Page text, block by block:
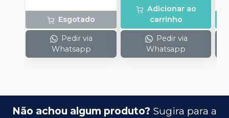
Esgotado
Pedir via
Whatsapp
Adicionar ao
carrinho
Pedir via
Whatsapp
Não achou algum produto? Sugira para a